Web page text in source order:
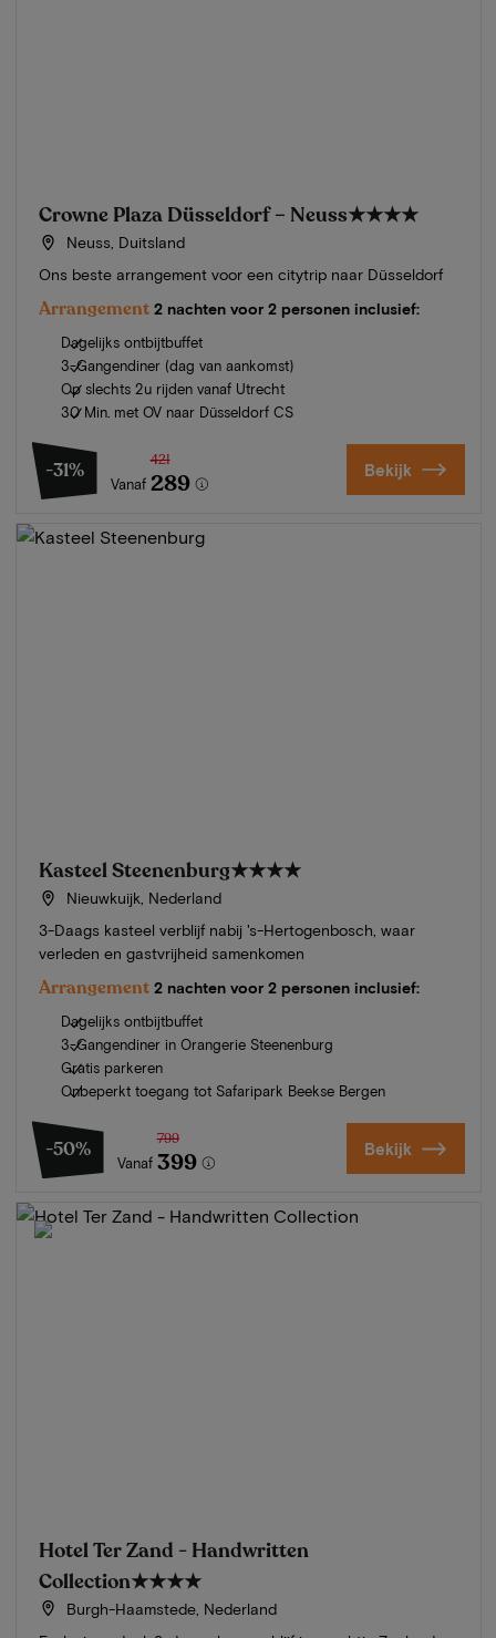
Crowne Plaza Düsseldorf – Neuss★★★★
Neuss, Duitsland
Ons beste arrangement voor een citytrip naar Düsseldorf
Arrangement 2 nachten voor 2 personen inclusief:
Dagelijks ontbijtbuffet
3-Gangendiner (dag van aankomst)
Op slechts 2u rijden vanaf Utrecht
30 Min. met OV naar Düsseldorf CS
-31%
Vanaf
421
289 Bekijk
Kasteel Steenenburg★★★★
Nieuwkuijk, Nederland
3-Daags kasteel verblijf nabij 's-Hertogenbosch, waar
verleden en gastvrijheid samenkomen
Arrangement 2 nachten voor 2 personen inclusief:
Dagelijks ontbijtbuffet
3-Gangendiner in Orangerie Steenenburg
Gratis parkeren
Onbeperkt toegang tot Safaripark Beekse Bergen
-50%
Vanaf
799
399 Bekijk
Hotel Ter Zand - Handwritten
Collection★★★★
Burgh-Haamstede, Nederland